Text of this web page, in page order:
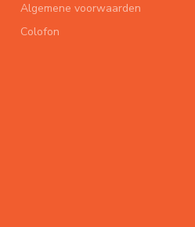
Algemene voorwaarden
Colofon